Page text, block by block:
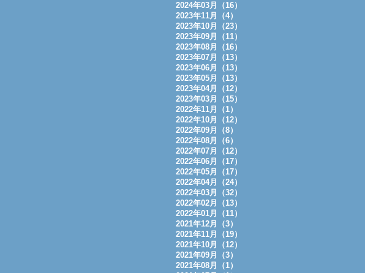
2024年03月（16）
2023年11月（4）
2023年10月（23）
2023年09月（11）
2023年08月（16）
2023年07月（13）
2023年06月（13）
2023年05月（13）
2023年04月（12）
2023年03月（15）
2022年11月（1）
2022年10月（12）
2022年09月（8）
2022年08月（6）
2022年07月（12）
2022年06月（17）
2022年05月（17）
2022年04月（24）
2022年03月（32）
2022年02月（13）
2022年01月（11）
2021年12月（3）
2021年11月（19）
2021年10月（12）
2021年09月（3）
2021年08月（1）